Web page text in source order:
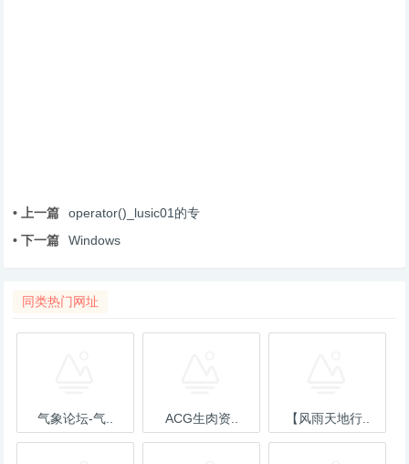
• 上一篇
operator()_lusic01的专
• 下一篇
Windows
同类热门网址
气象论坛-气.. ACG生肉资.. 【风雨天地行..